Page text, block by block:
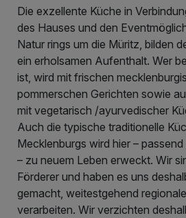
Die exzellente Küche in
des Hauses und den
Natur rings um die Müritz, bilden
ein erholsamen Aufenthalt. Wer
ist, wird mit frischen
pommerschen Gerichten sowie
mit vegetarisch /ayurvedischer
Auch die typische traditionelle
Mecklenburgs wird hier –
– zu neuem Leben erweckt. Wir
Förderer und haben es uns
gemacht, weitestgehend
verarbeiten. Wir verzichten